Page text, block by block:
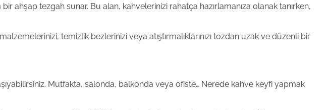
ahşap tezgah sunar. Bu alan, kahvelerinizi rahatça hazırlamanıza olanak tanırken,
temizlik bezlerinizi veya atıştırmalıklarınızı tozdan uzak ve düzenli bir
Mutfakta, salonda, balkonda veya ofiste… Nerede kahve keyfi yapmak